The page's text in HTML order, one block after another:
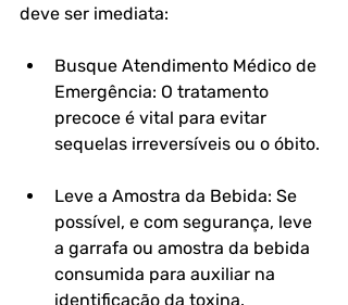
deve ser imediata:
Busque Atendimento Médico de
Emergência: O tratamento
precoce é vital para evitar
sequelas irreversíveis ou o óbito.
Leve a Amostra da Bebida: Se
possível, e com segurança, leve
a garrafa ou amostra da bebida
consumida para auxiliar na
identificação da toxina.